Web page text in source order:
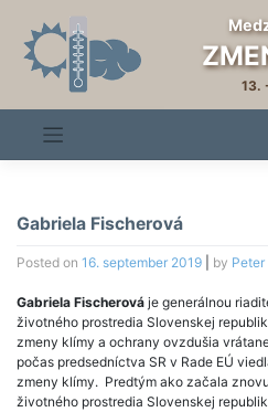
content
13.
Gabriela Fischerová
Posted on 16. september 2019 by
Gabriela Fischerová je generálnou
životného prostredia Slovenskej
zmeny klímy a ochrany ovzdušia
počas predsedníctva SR v Rade EÚ
zmeny klímy. Predtým ako začala
životného prostredia Slovenskej